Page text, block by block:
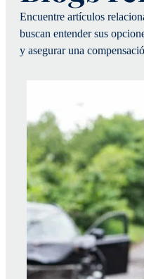
Encuentre artículos
buscan entender sus
y asegurar una